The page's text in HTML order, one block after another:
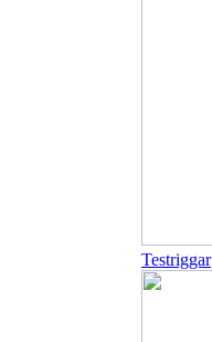
Testriggar